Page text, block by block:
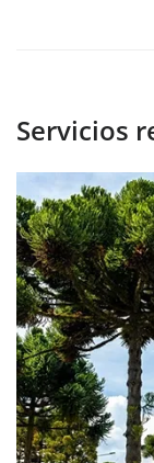
Servicios